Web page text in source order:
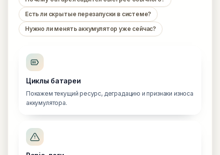
Есть ли скрытые перезапуски в системе?
Нужно ли менять аккумулятор уже сейчас?
Циклы батареи
Покажем текущий ресурс, деградацию и признаки износа
аккумулятора.